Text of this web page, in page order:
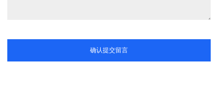
确认提交留言